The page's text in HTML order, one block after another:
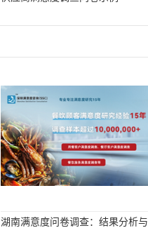
湖南满意度问卷调查：结果分析与